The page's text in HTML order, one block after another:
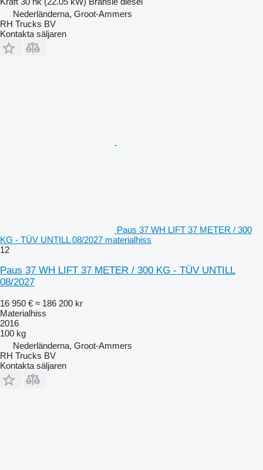
Nederländerna, Groot-Ammers
RH Trucks BV
Kontakta säljaren
Paus 37 WH LIFT 37 METER / 300
KG - TÜV UNTILL 08/2027 materialhiss
12
Paus 37 WH LIFT 37 METER / 300 KG - TÜV UNTILL
08/2027
16 950 € ≈ 186 200 kr
Materialhiss
2016
100 kg
Nederländerna, Groot-Ammers
RH Trucks BV
Kontakta säljaren